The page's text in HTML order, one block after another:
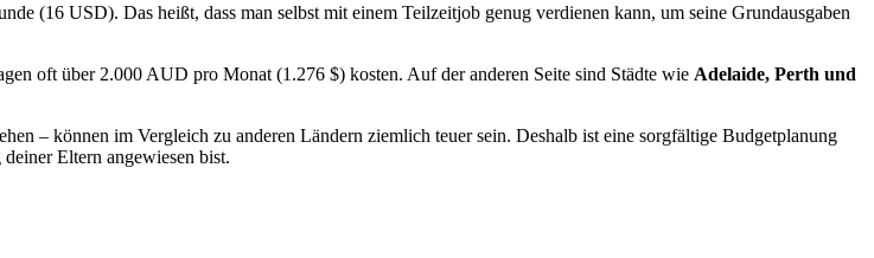
(16 USD). Das heißt, dass man selbst mit einem Teilzeitjob genug verdienen kann, um seine Grundausgaben
oft über 2.000 AUD pro Monat (1.276 $) kosten. Auf der anderen Seite sind Städte wie Adelaide, Perth und
– können im Vergleich zu anderen Ländern ziemlich teuer sein. Deshalb ist eine sorgfältige Budgetplanung
Eltern angewiesen bist.